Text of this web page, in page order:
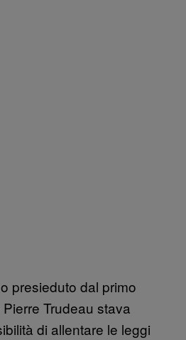
presieduto dal primo
Trudeau stava
di allentare le leggi